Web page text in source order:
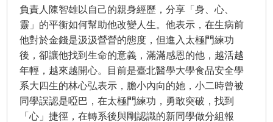
負責人陳智雄以自己的親身經歷，分享「身、心、
靈」的平衡如何幫助他改變人生。他表示，在生病前
他對於金錢是汲汲營營的態度，但進入太極門練功
後，卻讓他找到生命的意義，滿滿感恩的他，越活越
年輕，越來越開心。目前是臺北醫學大學食品安全學
系大四生的林心弘表示，膽小內向的她，小二時曾被
同學誤認是啞巴，在太極門練功，勇敢突破，找到
「心」捷徑，在轉系後與剛認識的新同學做分組報